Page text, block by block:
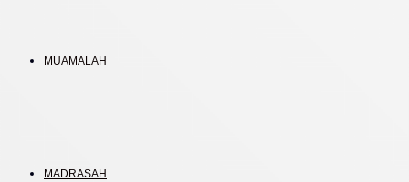
MUAMALAH
MADRASAH